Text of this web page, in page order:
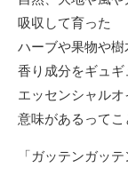
吸収して育った
ハーブや果物や樹
香り成分をギュ
エッセンシャル
意味があるってこ
「ガッテンガッ